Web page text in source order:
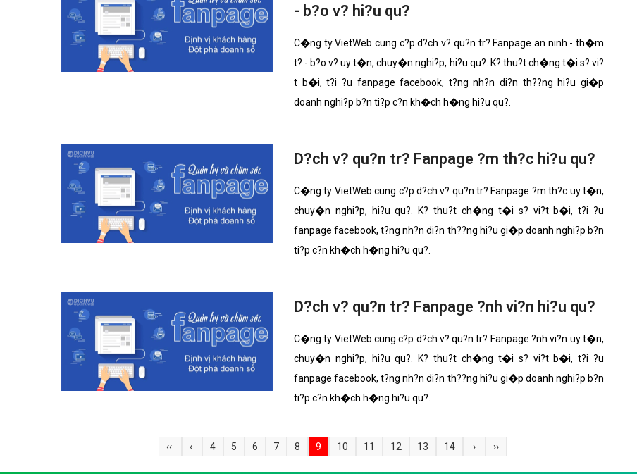
- b?o v? hi?u qu?
C�ng ty VietWeb cung c?p d?ch v? qu?n tr? Fanpage an ninh - th�m
t? - b?o v? uy t�n, chuy�n nghi?p, hi?u qu?. K? thu?t ch�ng t�i s? vi?
t b�i, t?i ?u fanpage facebook, t?ng nh?n di?n th??ng hi?u gi�p
doanh nghi?p b?n ti?p c?n kh�ch h�ng hi?u qu?.
D?ch v? qu?n tr? Fanpage ?m th?c hi?u qu?
C�ng ty VietWeb cung c?p d?ch v? qu?n tr? Fanpage ?m th?c uy t�n,
chuy�n nghi?p, hi?u qu?. K? thu?t ch�ng t�i s? vi?t b�i, t?i ?u
fanpage facebook, t?ng nh?n di?n th??ng hi?u gi�p doanh nghi?p b?n
ti?p c?n kh�ch h�ng hi?u qu?.
D?ch v? qu?n tr? Fanpage ?nh vi?n hi?u qu?
C�ng ty VietWeb cung c?p d?ch v? qu?n tr? Fanpage ?nh vi?n uy t�n,
chuy�n nghi?p, hi?u qu?. K? thu?t ch�ng t�i s? vi?t b�i, t?i ?u
fanpage facebook, t?ng nh?n di?n th??ng hi?u gi�p doanh nghi?p b?n
ti?p c?n kh�ch h�ng hi?u qu?.
‹‹ ‹ 4 5 6 7 8 9 10 11 12 13 14 › ››